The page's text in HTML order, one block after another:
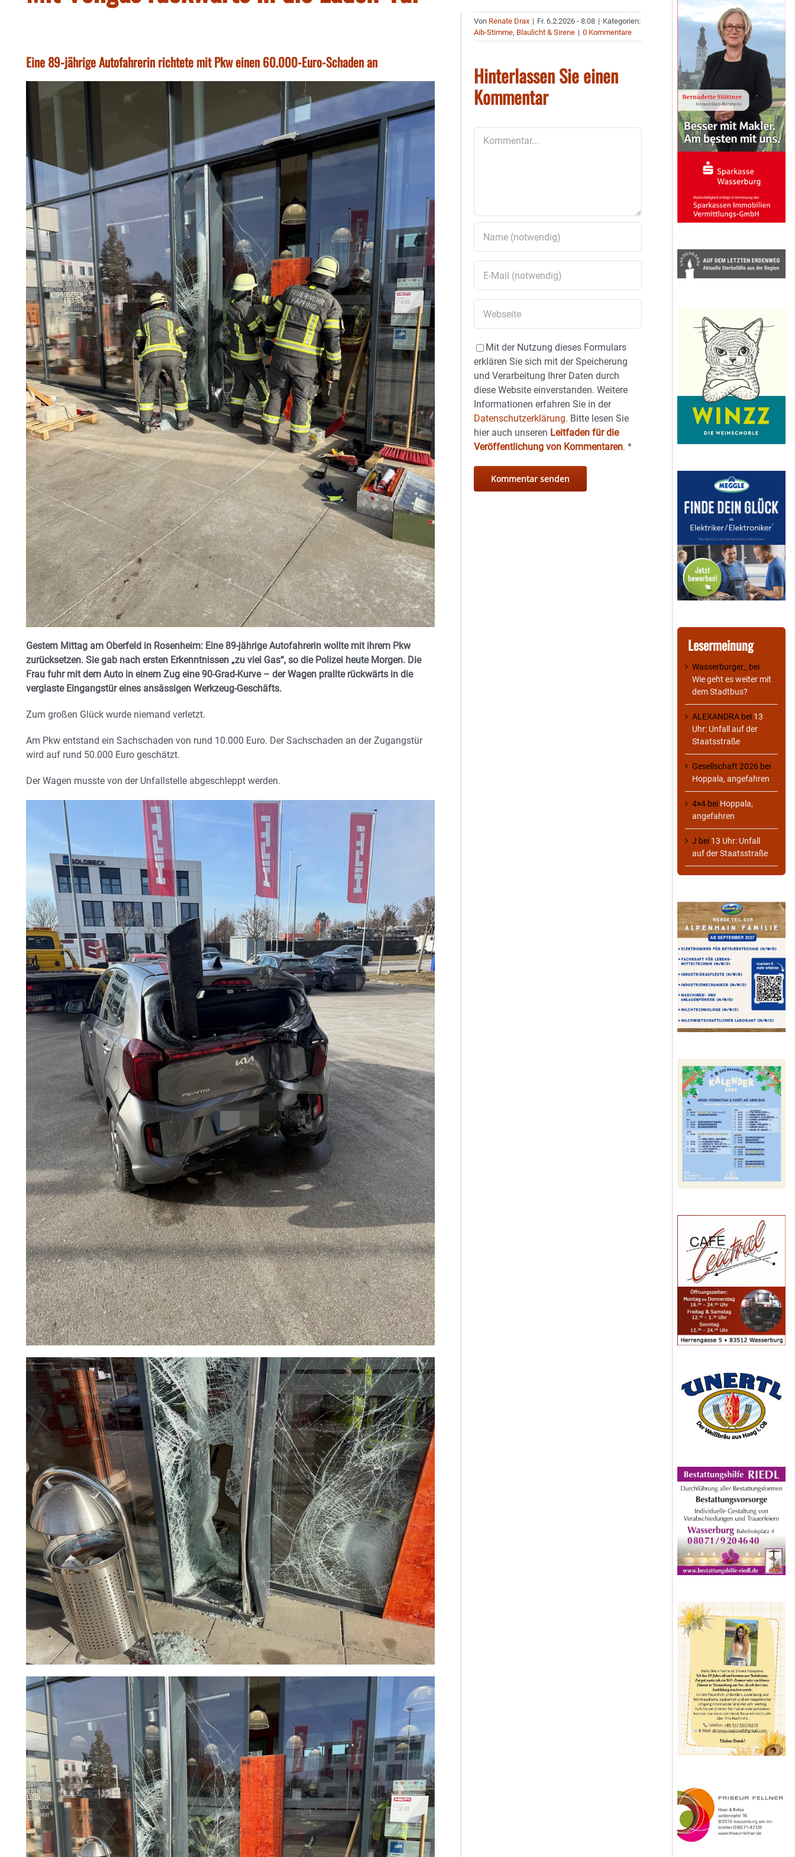
Eine 89-jährige Autofahrerin richtete mit Pkw einen 60.000-Euro-Schaden an
Gestern Mittag am Oberfeld in Rosenheim: Eine 89-jährige Autofahrerin wollte mit ihrem Pkw
zurücksetzen. Sie gab nach ersten Erkenntnissen „zu viel Gas“, so die Polizei heute Morgen. Die
Frau fuhr mit dem Auto in einem Zug eine 90-Grad-Kurve – der Wagen prallte rückwärts in die
verglaste Eingangstür eines ansässigen Werkzeug-Geschäfts.
Zum großen Glück wurde niemand verletzt.
Am Pkw entstand ein Sachschaden von rund 10.000 Euro. Der Sachschaden an der Zugangstür
wird auf rund 50.000 Euro geschätzt.
Der Wagen musste von der Unfallstelle abgeschleppt werden.
Von Renate Drax | Fr. 6.2.2026 - 8:08 | Kategorien:
Aib-Stimme, Blaulicht & Sirene | 0 Kommentare
Hinterlassen Sie einen
Kommentar
Mit der Nutzung dieses Formulars
erklären Sie sich mit der Speicherung
und Verarbeitung Ihrer Daten durch
diese Website einverstanden. Weitere
Informationen erfahren Sie in der
Datenschutzerklärung. Bitte lesen Sie
hier auch unseren Leitfaden für die
Veröffentlichung von Kommentaren.*
Lesermeinung
Wasserburger_
bei
Wie geht es weiter mit
dem Stadtbus?
ALEXANDRA bei 13
Uhr: Unfall auf der
Staatsstraße
Gesellschaft 2026 bei
Hoppala, angefahren
4×4 bei Hoppala,
angefahren
J bei 13 Uhr: Unfall
auf der Staatsstraße